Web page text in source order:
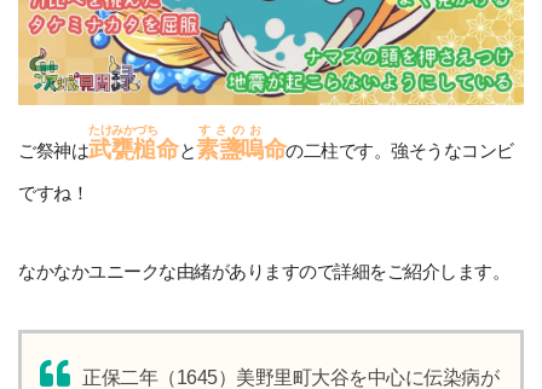
ご祭神は武甕槌
たけみかづち
命と素盞嗚
すさのお
命の二柱です。強そうなコンビ
ですね！
なかなかユニークな由緒がありますので詳細をご紹介します。
正保二年（1645）美野里町大谷を中心に伝染病が